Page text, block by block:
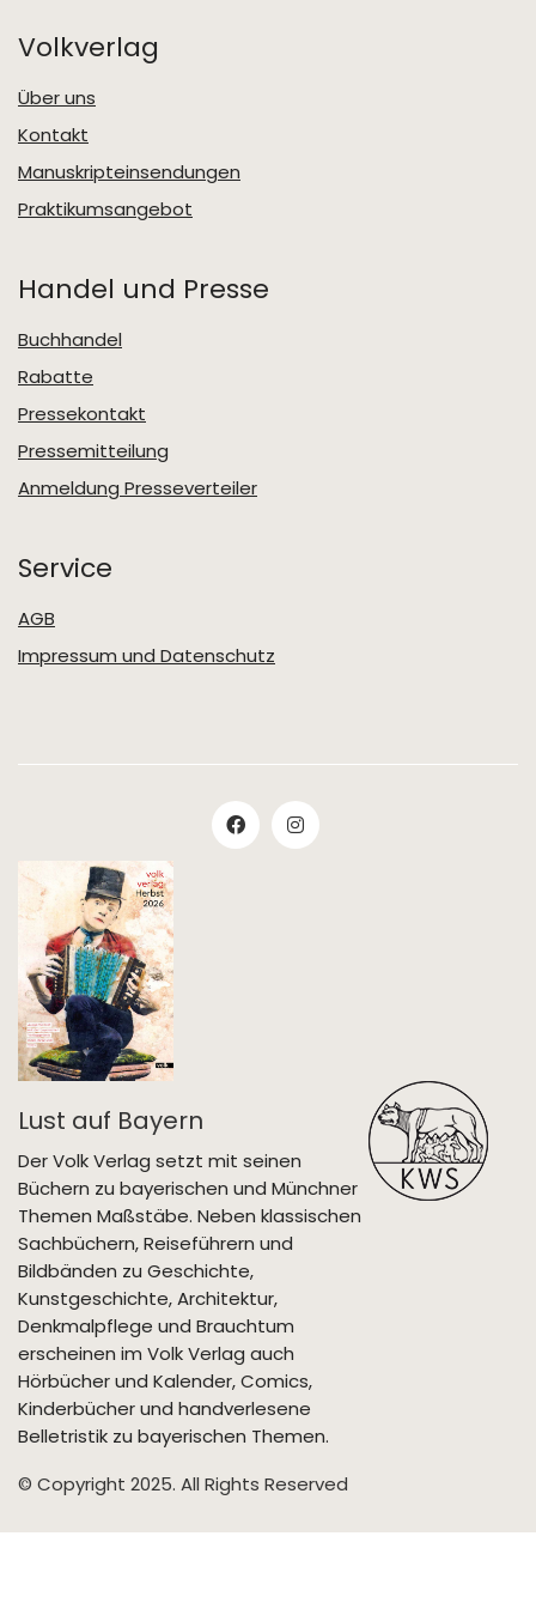
Volkverlag
Über uns
Kontakt
Manuskripteinsendungen
Praktikumsangebot
Handel und Presse
Buchhandel
Rabatte
Pressekontakt
Pressemitteilung
Anmeldung Presseverteiler
Service
AGB
Impressum und Datenschutz
Lust auf Bayern
Der Volk Verlag setzt mit seinen
Büchern zu bayerischen und Münchner
Themen Maßstäbe. Neben klassischen
Sachbüchern, Reiseführern und
Bildbänden zu Geschichte,
Kunstgeschichte, Architektur,
Denkmalpflege und Brauchtum
erscheinen im Volk Verlag auch
Hörbücher und Kalender, Comics,
Kinderbücher und handverlesene
Belletristik zu bayerischen Themen.
© Copyright 2025. All Rights Reserved